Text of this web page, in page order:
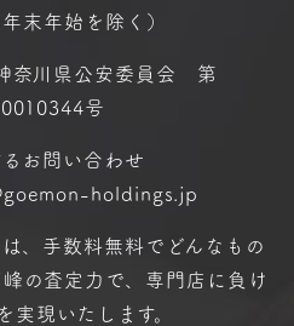
末年始を除く）
奈川県公安委員会 第
号
お問い合わせ
holdings.jp
、手数料無料で どんなもの
の査定力で、専門店に 負け
実現いたします。